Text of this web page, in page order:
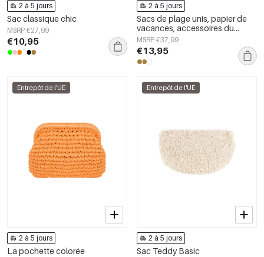
2 à 5 jours
Sac classique chic
MSRP €27,99
€10,95
2 à 5 jours
Sacs de plage unis, papier de
vacances, accessoires du
quotidien
MSRP €37,99
€13,95
Entrepôt de l'UE
2 à 5 jours
La pochette colorée
Entrepôt de l'UE
2 à 5 jours
Sac Teddy Basic